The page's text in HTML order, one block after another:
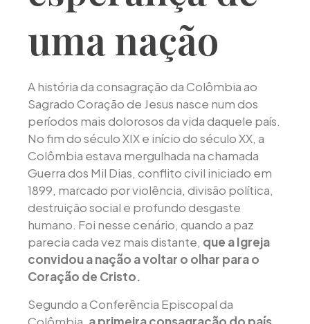
uma nação
A história da consagração da Colômbia ao
Sagrado Coração de Jesus nasce num dos
períodos mais dolorosos da vida daquele país.
No fim do século XIX e início do século XX, a
Colômbia estava mergulhada na chamada
Guerra dos Mil Dias, conflito civil iniciado em
1899, marcado por violência, divisão política,
destruição social e profundo desgaste
humano. Foi nesse cenário, quando a paz
parecia cada vez mais distante, que a Igreja
convidou a nação a voltar o olhar para o
Coração de Cristo.
Segundo a Conferência Episcopal da